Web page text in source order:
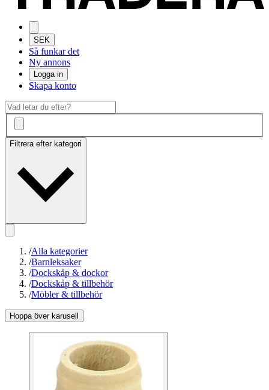
SEK
Så funkar det
Ny annons
Logga in
Skapa konto
Filtrera efter kategori
/Alla kategorier
/Barnleksaker
/Dockskåp & dockor
/Dockskåp & tillbehör
/Möbler & tillbehör
Hoppa över karusell